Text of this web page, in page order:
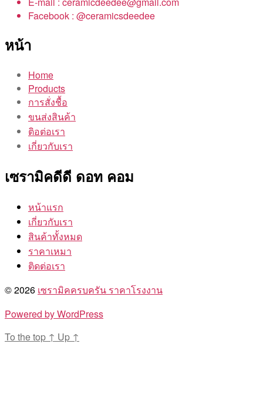
Facebook : @ceramicsdeedee
หน้า
Home
Products
การสั่งชื้อ
ขนส่งสินค้า
ติอต่อเรา
เกี่ยวกับเรา
เซรามิคดีดี ดอท คอม
หน้าแรก
เกี่ยวกับเรา
สินค้าทั้งหมด
ราคาเหมา
ติดต่อเรา
© 2026 เซรามิคครบครัน ราคาโรงงาน
Powered by WordPress
To the top ↑ Up ↑